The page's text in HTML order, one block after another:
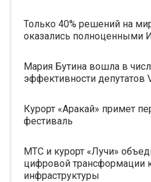
Только 40% решений на
оказались полноценными
Мария Бутина вошла в
эффективности депутатов
Курорт «Аракай» примет
фестиваль
МТС и курорт «Лучи»
цифровой трансформации
инфраструктуры